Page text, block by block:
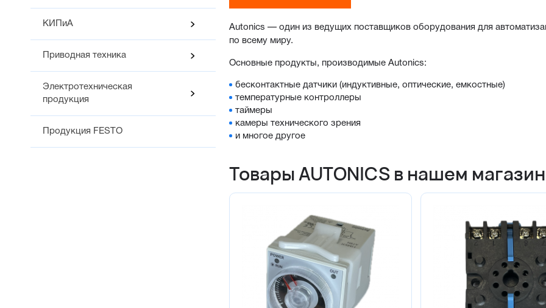
КИПиА
Приводная техника
Электротехническая
продукция
Продукция FESTO
Autonics — один из ведущих поставщиков оборудования для
по всему миру.
Основные продукты, производимые Autonics:
бесконтактные датчики (индуктивные, оптические, емкостные)
температурные контроллеры
таймеры
камеры технического зрения
и многое другое
Товары AUTONICS в нашем